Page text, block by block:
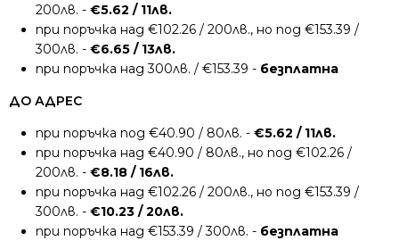
200лв. - €5.62 / 11лв.
при поръчка над €102.26 / 200лв., но под €153.39 /
300лв. - €6.65 / 13лв.
при поръчка над 300лв. / €153.39 - безплатна
ДО АДРЕС
при поръчка под €40.90 / 80лв. - €5.62 / 11лв.
при поръчка над €40.90 / 80лв., но под €102.26 /
200лв. - €8.18 / 16лв.
при поръчка над €102.26 / 200лв., но под €153.39 /
300лв. - €10.23 / 20лв.
при поръчка над €153.39 / 300лв. - безплатна